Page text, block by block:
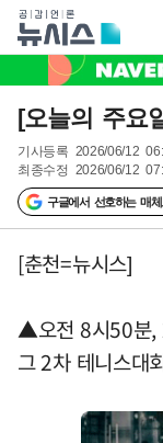
[오늘의 주요
기사등록 2026/06/12
최종수정 2026/06/12
구글에서 선호하는 매
[춘천=뉴시스]
▲오전 8시50분,
그 2차 테니스대